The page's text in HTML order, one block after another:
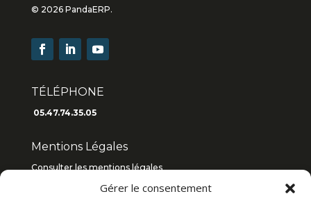
Gérer le consentement
© 2026 PandaERP.
TÉLÉPHONE
05.47.74.35.05
Mentions Légales
Consulter les mentions légales
Consulter les C.G.V 2019/ 2018